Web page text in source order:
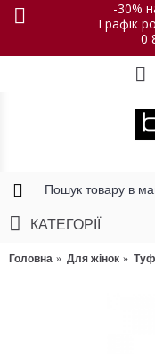
-30%
Графік
0
КАТЕГОРІЇ
Головна Для жінок